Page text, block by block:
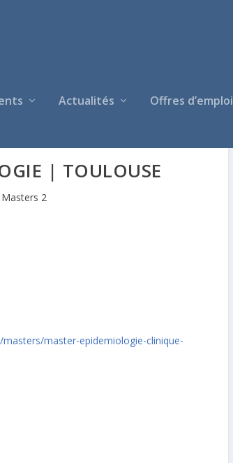
Actualités Offres d’emploi
| TOULOUSE
Masters 2
master-epidemiologie-clinique-